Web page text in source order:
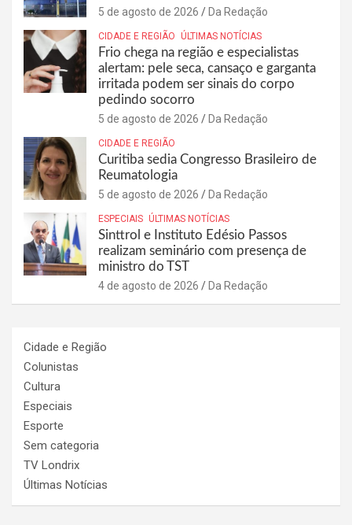
5 de agosto de 2026 Da Redação
CIDADE E REGIÃO ÚLTIMAS NOTÍCIAS
Frio chega na região e especialistas
alertam: pele seca, cansaço e garganta
irritada podem ser sinais do corpo
pedindo socorro
5 de agosto de 2026 Da Redação
CIDADE E REGIÃO
Curitiba sedia Congresso Brasileiro de
Reumatologia
5 de agosto de 2026 Da Redação
ESPECIAIS ÚLTIMAS NOTÍCIAS
Sinttrol e Instituto Edésio Passos
realizam seminário com presença de
ministro do TST
4 de agosto de 2026 Da Redação
Cidade e Região
Colunistas
Cultura
Especiais
Esporte
Sem categoria
TV Londrix
Últimas Notícias